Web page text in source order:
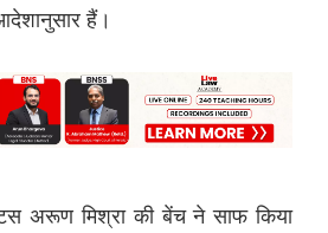
हैं।
अरूण मिश्रा की बेंच ने साफ किया